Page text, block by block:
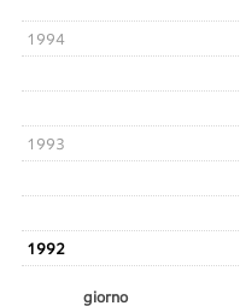
1994
1993
1992
giorno